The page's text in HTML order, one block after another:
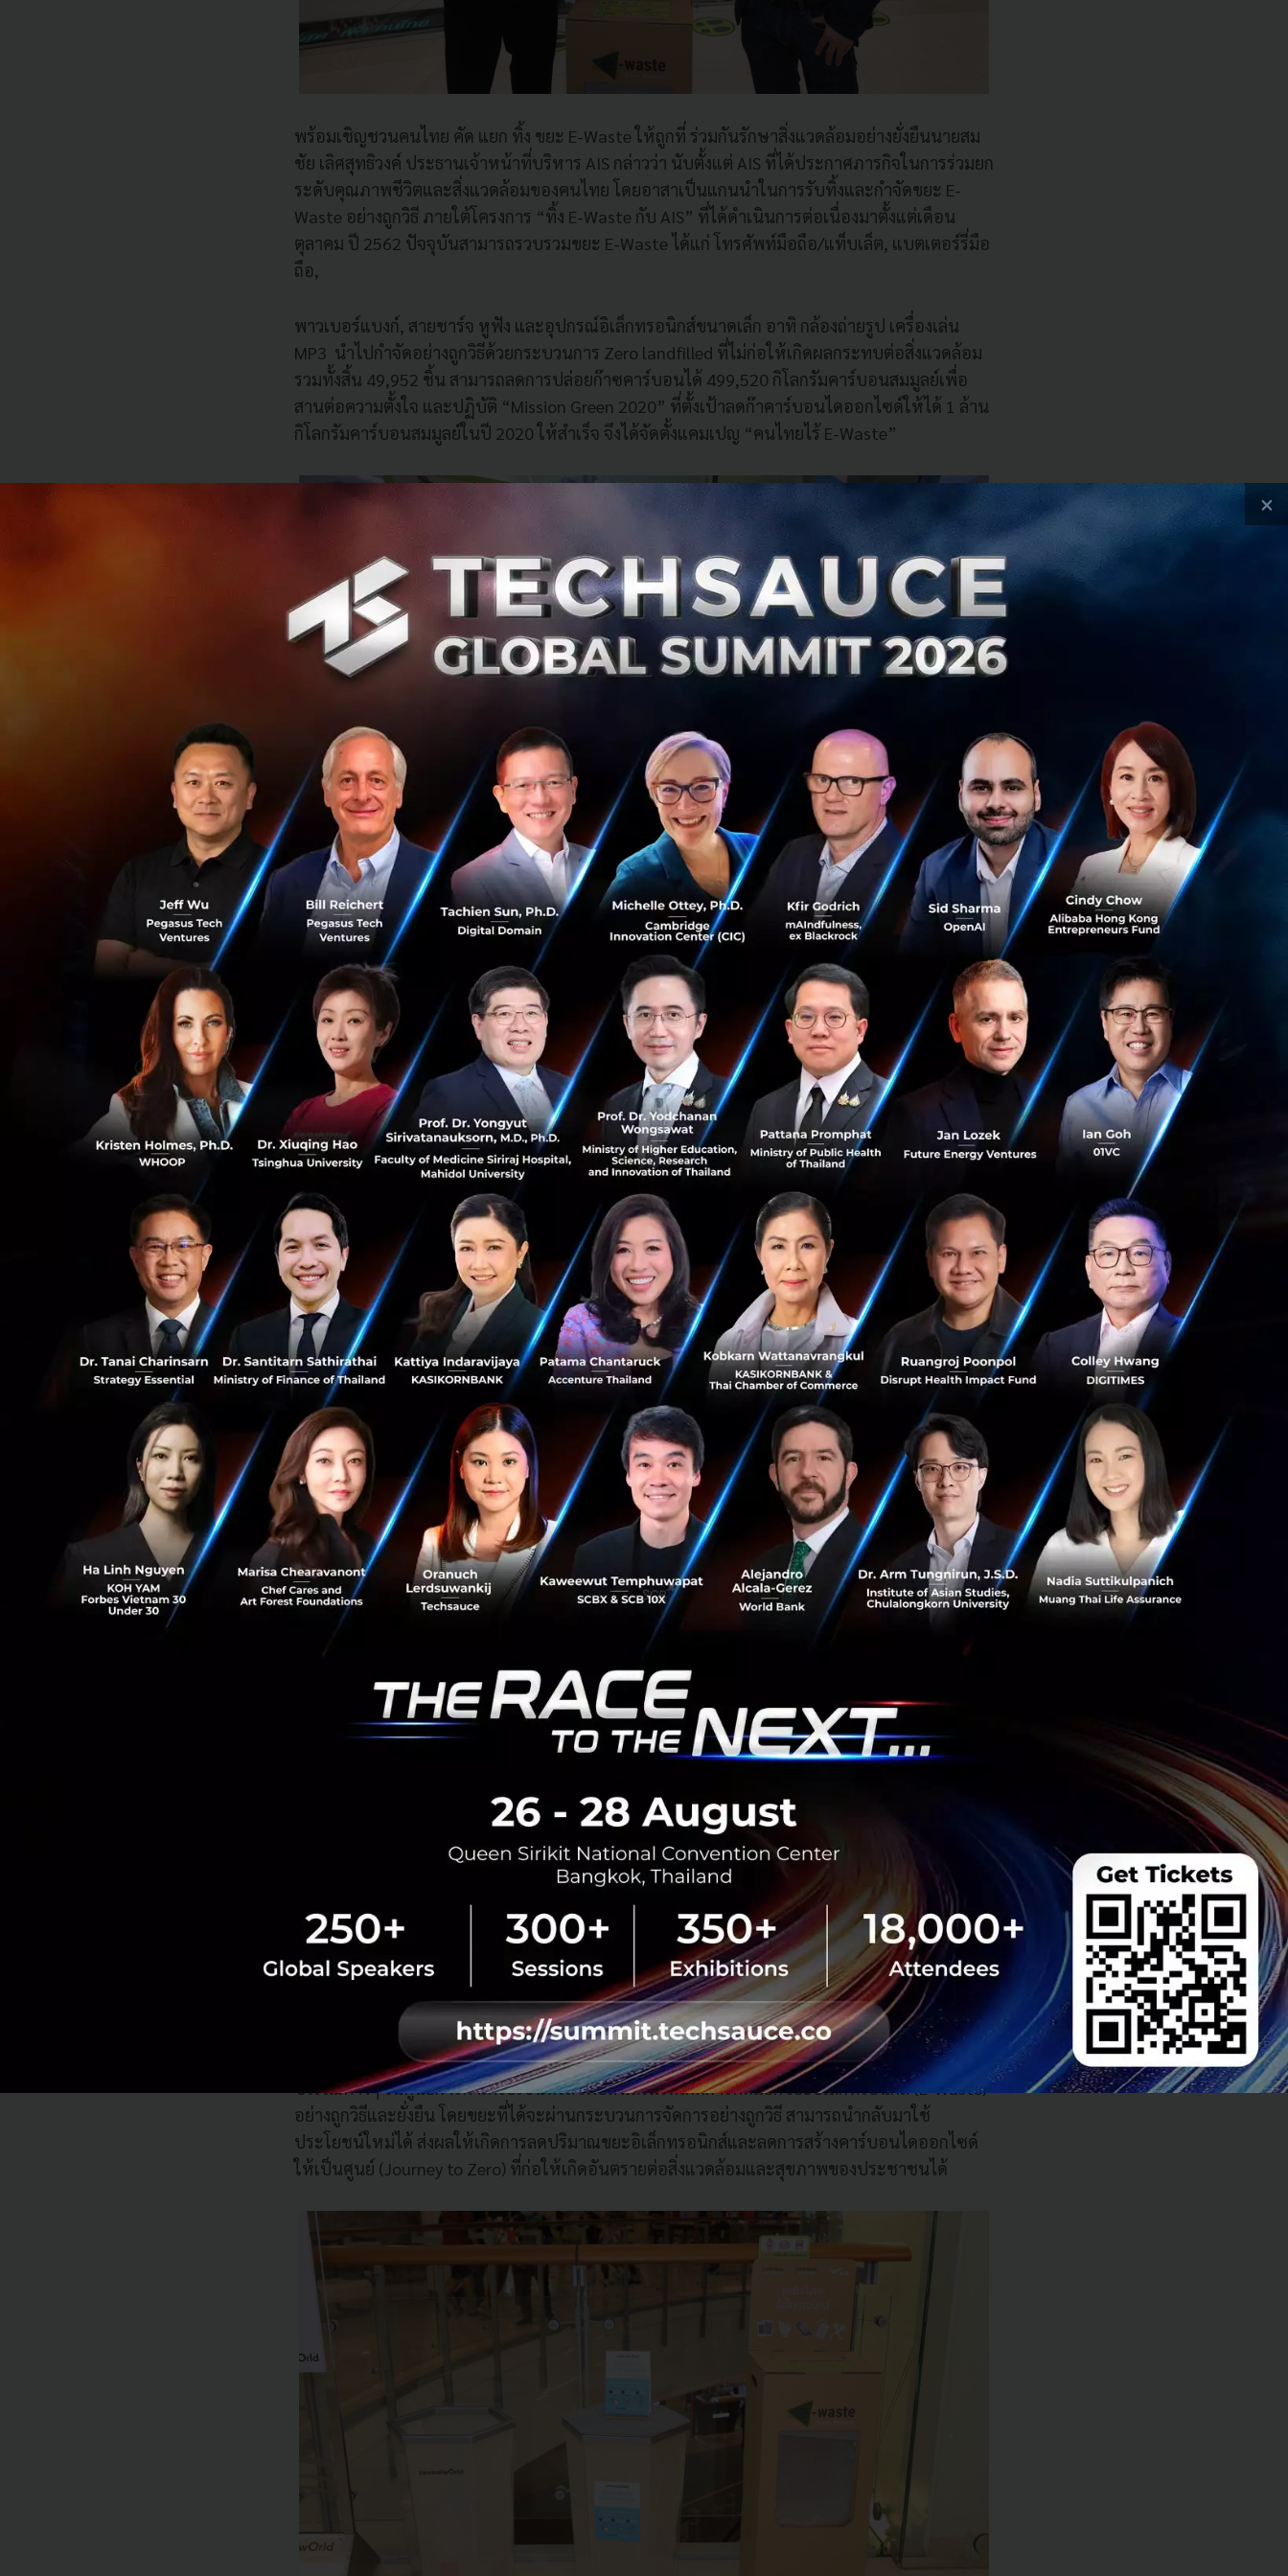
0
11
พร้อมเชิญชวนคนไทย คัด แยก ทิ้ง ขยะ E-Waste ให้ถูกที่ ร่วมกันรักษาสิ่งแวดล้อมอย่างยั่งยืนนายสม
ชัย เลิศสุทธิวงค์ ประธานเจ้าหน้าที่บริหาร AIS กล่าวว่า นับตั้งแต่ AIS ที่ได้ประกาศภารกิจในการร่วมยก
ระดับคุณภาพชีวิตและสิ่งแวดล้อมของคนไทย โดยอาสาเป็นแกนนำในการรับทิ้งและกำจัดขยะ E-
Waste อย่างถูกวิธี ภายใต้โครงการ “ทิ้ง E-Waste กับ AIS” ที่ได้ดำเนินการต่อเนื่องมาตั้งแต่เดือน
ตุลาคม ปี 2562 ปัจจุบันสามารถรวบรวมขยะ E-Waste ได้แก่ โทรศัพท์มือถือ/แท็บเล็ต, แบตเตอร์รี่มือ
ถือ,
พาวเบอร์แบงก์, สายชาร์จ หูฟัง และอุปกรณ์อิเล็กทรอนิกส์ขนาดเล็ก อาทิ กล้องถ่ายรูป เครื่องเล่น
MP3 นำไปกำจัดอย่างถูกวิธีด้วยกระบวนการ Zero landfilled ที่ไม่ก่อให้เกิดผลกระทบต่อสิ่งแวดล้อม
รวมทั้งสิ้น 49,952 ชิ้น สามารถลดการปล่อยก๊าซคาร์บอนได้ 499,520 กิโลกรัมคาร์บอนสมมูลย์เพื่อ
สานต่อความตั้งใจ และปฏิบัติ “Mission Green 2020” ที่ตั้งเป้าลดก๊าคาร์บอนไดออกไซด์ให้ได้ 1 ล้าน
กิโลกรัมคาร์บอนสมมูลย์ในปี 2020 ให้สำเร็จ จึงได้จัดตั้งแคมเปญ “คนไทยไร้ E-Waste”
ภายใต้แนวคิด “ถ้าเราทุกคน คือเครือข่าย” จับมือร่วมกับองค์กรชั้นนำทั้งภาครัฐ และเอกชน ที่มี
ปณิธานในด้านการสร้างสิ่งแวดล้อมที่ดีคืนสู่สังคมไทยสร้างอีโค่ซิสเต็มด้านการจัดการขยะ
อิเล็กทรอนิกส์ (E-Waste) อย่างยั่งยืน
การจับมือกับ กลุ่มเซ็นทรัล ในการร่วมเป็นช่องทางวางถังรับทิ้ง E-Waste ในครั้งนี้ จะช่วยให้
ประชาชนสามารถเข้าถึงจุดรับทิ้งขยะอิเล็กทรอนิกส์ (E-Waste) ได้ง่ายมากยิ่งขึ้น เนื่องด้วย กลุ่ม
เซ็นทรัลมีศูนย์การค้าขนาดใหญ่ภายใต้การบริหารรวม 34 โครงการ กระจายอยู่ทั้งในกรุงเทพฯ และ
จังหวัดต่างๆ
ทั่วประเทศ ทั้งยังเป็นศูนย์การค้าที่ได้รับความนิยมจากประชาชนจำนวนมาก ใกล้ระบบขนส่งมวลชน
สาธารณะ ดังนั้นหากประชาชนไปช้อปปิ้งตามศูนย์การค้าใกล้บ้านก็สามารถพกขยะ E-Waste ติดตัว
ไปทิ้งได้อย่างสะดวก โดย เอไอเอส จะนำถังรับทิ้ง E-Waste ไปตั้งบริเวณ โซน E-Center ณ ศูนย์การค้า
เซ็นทรัลทุกสาขา (รวม 34 สาขา ทั่วประเทศ) และที่อาคารดิออฟฟิศเศส แอท เซ็นทรัลเวิลด์ โดยคาด
ว่าจะติดตั้งถังรับขยะ E-Waste เสร็จครบทุกสาขาในช่วงกลางเดือนมิถุนายนนี้
ทางด้าน นายพิชัย จิราธิวัฒน์ กรรมการบริหาร กลุ่มเซ็นทรัล กล่าวว่า “กลุ่มเซ็นทรัล มุ่งมั่นสานต่อ
เจตนารมย์ที่จะสร้างคุณภาพชีวิตที่ดีของคนไทยในทุกระดับอย่างยั่งยืน ผ่านโครงการเพื่อสังคม
“เซ็นทรัล ทำ - ทำด้วยกัน ทำด้วยใจ” โดยตลอดระยะเวลาที่ผ่านมา เราตระหนักถึงบทบาทสำคัญใน
การรณรงค์รักษาสิ่งแวดล้อม และขับเคลื่อนการสร้างโลกสีเขียวภายใต้แคมเปญ “เซ็นทรัล กรุ๊ป เลิฟ ดิ
เอิร์ธ” (CENTRAL Group Love the Earth) เพื่อสร้างประโยชน์ทั้งในระดับองค์กร ชุมชน และมหภาค
โดยกลุ่มเซ็นทรัล ได้จับมือ กับ เอไอเอส ในการสนับสนุนจุดติดตั้งถังขยะอิเล็กทรอนิกส์ (E-Waste)
บริเวณต่างๆ ในศูนย์การค้าเครือเซ็นทรัล เพื่อส่งเสริมให้เกิดการคัดแยกขยะอิเล็กทรอนิกส์ (E-Waste)
อย่างถูกวิธีและยั่งยืน โดยขยะที่ได้จะผ่านกระบวนการจัดการอย่างถูกวิธี สามารถนำกลับมาใช้
ประโยชน์ใหม่ได้ ส่งผลให้เกิดการลดปริมาณขยะอิเล็กทรอนิกส์และลดการสร้างคาร์บอนไดออกไซด์
ให้เป็นศูนย์ (Journey to Zero) ที่ก่อให้เกิดอันตรายต่อสิ่งแวดล้อมและสุขภาพของประชาชนได้
×